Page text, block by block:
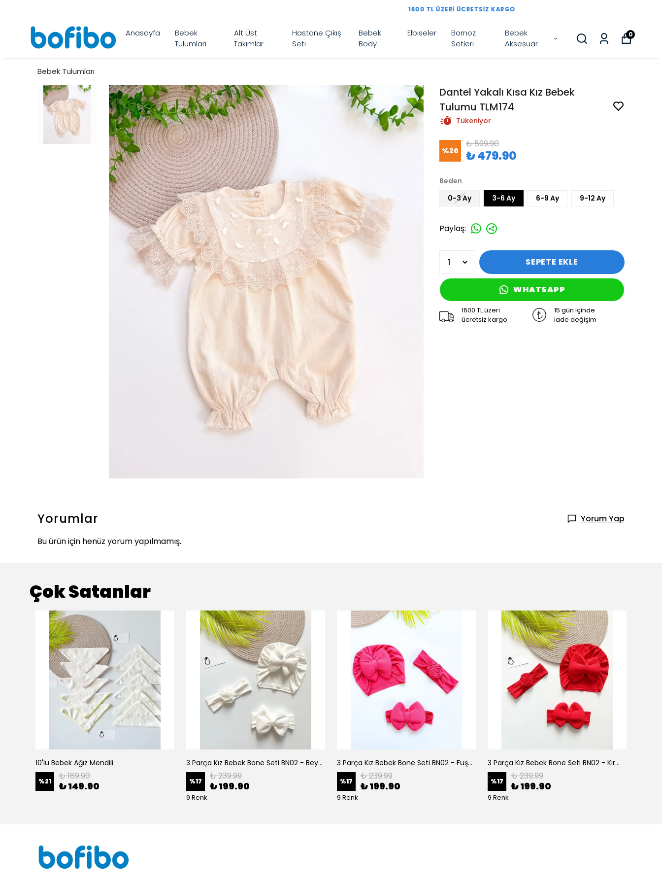
Anasayfa
Bebek
Tulumları
Alt Üst
Takımlar
Hastane Çıkış
Seti
Bebek
Body
Elbiseler
Bornoz
Setleri
Bebek
Aksesuar
0
Bebek Tulumları
Dantel Yakalı Kısa Kız Bebek
Tulumu TLM174
Tükeniyor
%20
₺ 599.90
₺ 479.90
Beden
0-3 Ay
3-6 Ay 6-9 Ay 9-12 Ay
Paylaş:
SEPETE EKLE
WHATSAPP
1600 TL üzeri
ücretsiz kargo
15 gün içinde
iade değişim
Yorumlar
Yorum Yap
Bu ürün için henüz yorum yapılmamış.
Çok Satanlar
10'lu Bebek Ağız Mendili
%21 ₺ 189.90
₺ 149.90
3 Parça Kız Bebek Bone Seti BN02 - Beyaz
%17 ₺ 239.99
₺ 199.90
9 Renk
3 Parça Kız Bebek Bone Seti BN02 - Fuşya
%17 ₺ 239.99
₺ 199.90
9 Renk
3 Parça Kız Bebek Bone Seti BN02 - Kırmızı
%17 ₺ 239.99
₺ 199.90
9 Renk